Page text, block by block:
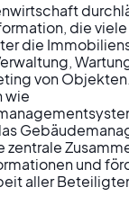
die
die
von
wie
zentrale
und
aller